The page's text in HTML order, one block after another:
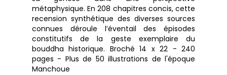
métaphysique. En 208 chapitres concis, cette
recension synthétique des diverses sources
connues déroule l’éventail des épisodes
constitutifs de la geste exemplaire du
bouddha historique. Broché 14 x 22 - 240
pages - Plus de 50 illustrations de l'époque
Manchoue